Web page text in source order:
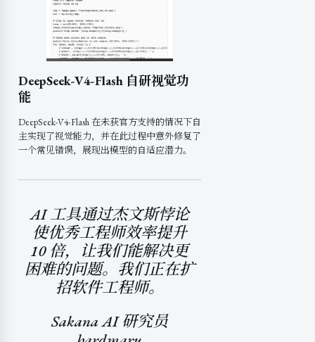
DeepSeek-V4-Flash 自研视觉功
能
DeepSeek-V4-Flash 在未获官方支持的情况下自
主实现了视觉能力，并在此过程中意外修复了
一个常见错误，展现出模型的自适应潜力。
AI 工具通过杰文斯悖论
使优秀工程师效率提升
10 倍，让我们能解决更
困难的问题。我们正在扩
招软件工程师。
Sakana AI 研究员